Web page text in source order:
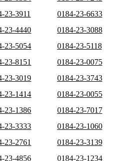
23-3911
0184-23-6633
23-4440
0184-23-3088
23-5054
0184-23-5118
23-8151
0184-23-0075
23-3019
0184-23-3743
23-1414
0184-23-0055
23-1386
0184-23-7017
23-3333
0184-23-1060
23-2761
0184-23-3139
23-4856
0184-23-1234